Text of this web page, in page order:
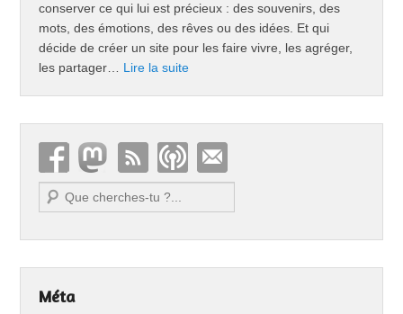
conserver ce qui lui est précieux : des souvenirs, des
mots, des émotions, des rêves ou des idées. Et qui
décide de créer un site pour les faire vivre, les agréger,
les partager… Lire la suite
Recherche
Méta